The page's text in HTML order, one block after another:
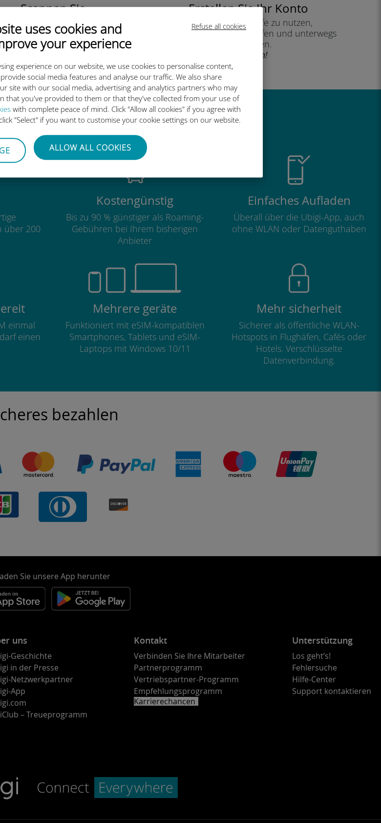
Refuse all cookies
uses cookies and
your experience
experience on our website, we use cookies to personalise content,
social media features and analyse our traffic. We also share
site with our social media, advertising and analytics partners who may
that you've provided to them or that they've collected from your use of
with complete peace of mind. Click "Allow all cookies" if you agree with
"Select" if you want to customise your cookie settings on our website.
ALLOW ALL COOKIES
Scannen Sie
den QR-Code,
eSIM und Ihren Datentarife
zu aktivieren.
Erstellen Sie Ihr Konto
um Ihren Datentarife zu nutzen,
Ihr Guthaben zu überprüfen und unterwegs
aufzuladen.
Genießen!
Ubigi eSIM so großartig
über 200
Kostengünstig
Bis zu 90 % günstiger als Roaming-
Gebühren bei Ihrem bisherigen
Anbieter
Einfaches Aufladen
Überall über die Ubigi-App, auch
ohne WLAN oder Datenguthaben
einmal
einen
Mehrere geräte
Funktioniert mit eSIM-kompatiblen
Smartphones, Tablets und eSIM-
Laptops mit Windows 10/11
Mehr sicherheit
Sicherer als öffentliche WLAN-
Hotspots in Flughäfen, Cafés oder
Hotels. Verschlüsselte
Datenverbindung.
bezahlen
Sie unsere App herunter
uns
Geschichte
in der Presse
Netzwerkpartner
App
– Treueprogramm
Kontakt
Verbinden Sie Ihre Mitarbeiter
Partnerprogramm
Vertriebspartner-Programm
Empfehlungsprogramm
Karrierechancen
Unterstützung
Los geht’s!
Fehlersuche
Hilfe-Center
Support kontaktieren